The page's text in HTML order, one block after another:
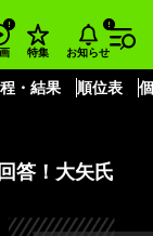
特集 お知らせ
・結果 順位表
く大きなホームラ
答！大矢氏